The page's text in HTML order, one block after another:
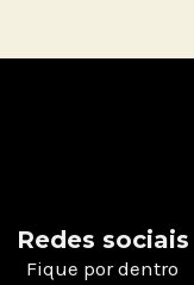
Redes sociais
Fique por dentro